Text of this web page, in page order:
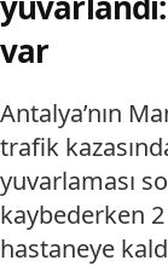
var
Antalya’nın
trafik
yuvarlaması
kaybederken 2
hastaneye